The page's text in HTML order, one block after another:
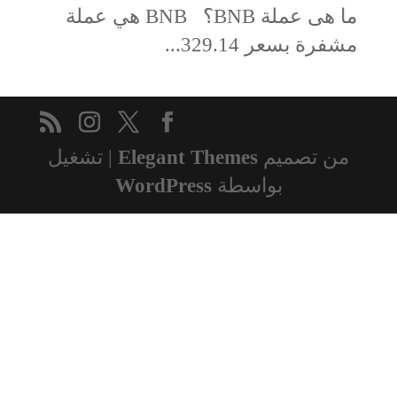
ما هى عملة BNB؟ BNB هي عملة
مشفرة بسعر 329.14...
من تصميم Elegant Themes | تشغيل
بواسطةWordPress